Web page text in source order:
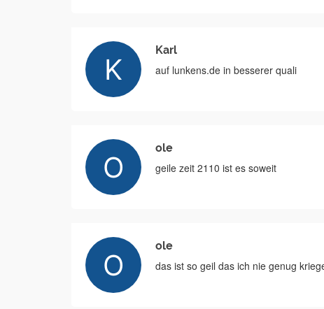
Karl
auf lunkens.de in besserer quali
ole
geile zeit 2110 ist es soweit
ole
das ist so geil das ich nie genug